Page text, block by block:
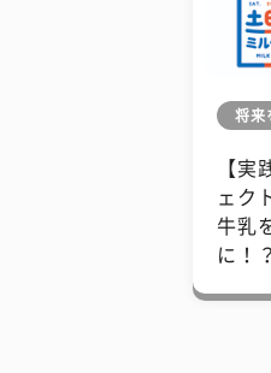
将来
【実
ェク
牛乳
に！